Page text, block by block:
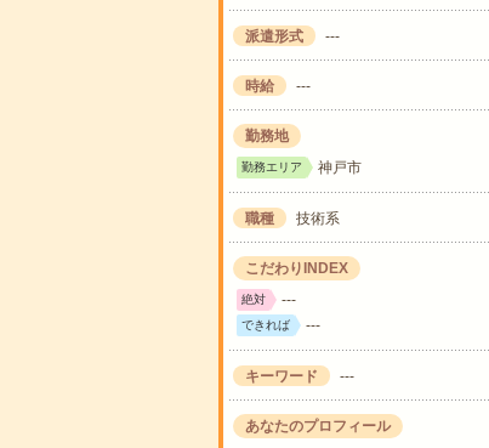
派遣形式 ---
時給 ---
勤務地
勤務エリア 神戸市
職種 技術系
こだわりINDEX
絶対 ---
できれば ---
キーワード ---
あなたのプロフィール